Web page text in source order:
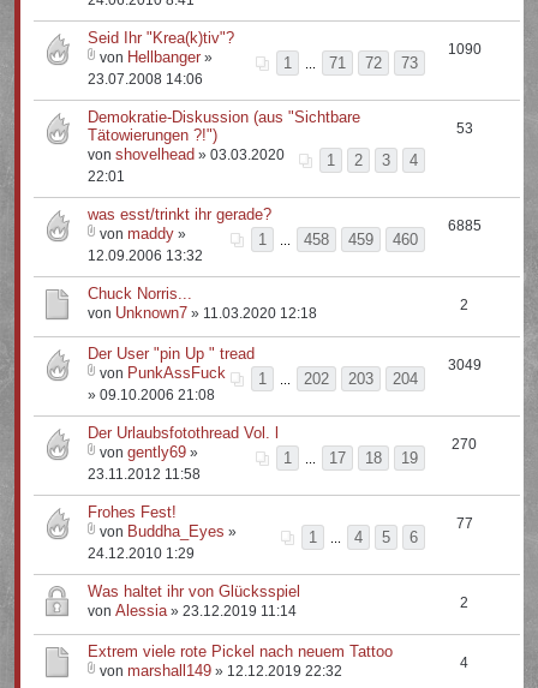
Seid Ihr "Krea(k)tiv"?
1
71 72 73
von Hellbanger »
23.07.2008 14:06
1090
Demokratie-Diskussion (aus "Sichtbare
Tätowierungen ?!")
1
2 3 4
vonshovelhead » 03.03.2020
22:01
53
was esst/trinkt ihr gerade?
1
458 459 460
vonmaddy »
12.09.2006 13:32
6885
Chuck Norris...
von Unknown7 » 11.03.2020 12:18 2
Der User "pin Up " tread
1
202 203 204
von PunkAssFuck
» 09.10.2006 21:08
3049
Der Urlaubsfotothread Vol. l
1
17 18 19
vongently69 »
23.11.2012 11:58
270
Frohes Fest!
1
4 5 6
von Buddha_Eyes »
24.12.2010 1:29
77
Was haltet ihr von Glücksspiel
vonAlessia» 23.12.2019 11:14 2
Extrem viele rote Pickel nach neuem Tattoo
vonmarshall149 » 12.12.2019 22:32 4